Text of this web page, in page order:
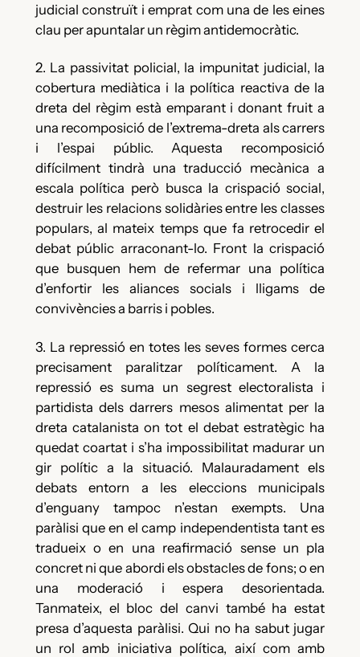
judicial construït i emprat com una de les eines
clau per apuntalar un règim antidemocràtic.
2. La passivitat policial, la impunitat judicial, la
cobertura mediàtica i la política reactiva de la
dreta del règim està emparant i donant fruit a
una recomposició de l’extrema-dreta als carrers
i l’espai públic. Aquesta recomposició
difícilment tindrà una traducció mecànica a
escala política però busca la crispació social,
destruir les relacions solidàries entre les classes
populars, al mateix temps que fa retrocedir el
debat públic arraconant-lo. Front la crispació
que busquen hem de refermar una política
d’enfortir les aliances socials i lligams de
convivències a barris i pobles.
3. La repressió en totes les seves formes cerca
precisament paralitzar políticament. A la
repressió es suma un segrest electoralista i
partidista dels darrers mesos alimentat per la
dreta catalanista on tot el debat estratègic ha
quedat coartat i s’ha impossibilitat madurar un
gir polític a la situació. Malauradament els
debats entorn a les eleccions municipals
d’enguany tampoc n’estan exempts. Una
paràlisi que en el camp independentista tant es
tradueix o en una reafirmació sense un pla
concret ni que abordi els obstacles de fons; o en
una moderació i espera desorientada.
Tanmateix, el bloc del canvi també ha estat
presa d’aquesta paràlisi. Qui no ha sabut jugar
un rol amb iniciativa política, així com amb